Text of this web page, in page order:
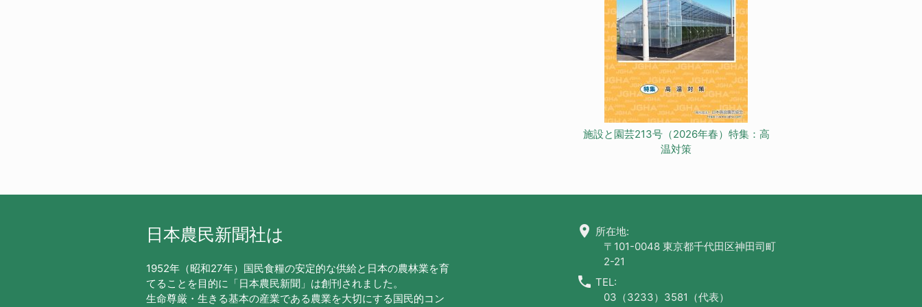
施設と園芸213号（2026年春）特集：高
温対策
日本農民新聞社は
1952年（昭和27年）国民食糧の安定的な供給と日本の農林業を育
てることを目的に「日本農民新聞」は創刊されました。
生命尊厳・生きる基本の産業である農業を大切にする国民的コン
location_on 所在地:
〒101-0048 東京都千代田区神田司町
2-21
call TEL:
03（3233）3581（代表）